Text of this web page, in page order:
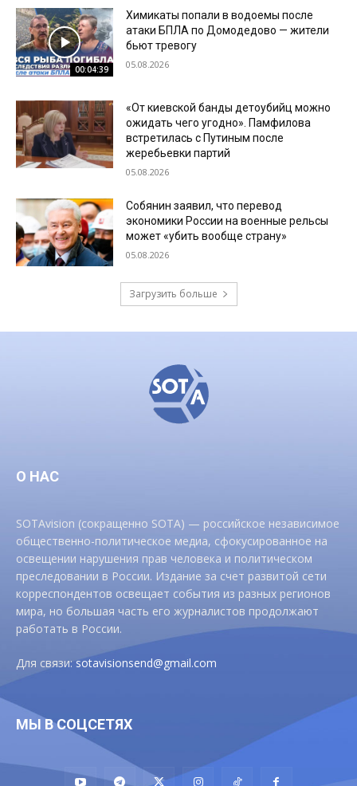
00:04:39
Химикаты попали в водоемы после
атаки БПЛА по Домодедово — жители
бьют тревогу
05.08.2026
«От киевской банды детоубийц можно
ожидать чего угодно». Памфилова
встретилась с Путиным после
жеребьевки партий
05.08.2026
Собянин заявил, что перевод
экономики России на военные рельсы
может «убить вообще страну»
05.08.2026
Загрузить больше
О НАС
SOTAvision (сокращенно SOTA) — российское независимое
общественно-политическое медиа, сфокусированное на
освещении нарушения прав человека и политическом
преследовании в России. Издание за счет развитой сети
корреспондентов освещает события из разных регионов
мира, но большая часть его журналистов продолжают
работать в России.
Для связи:sotavisionsend@gmail.com
МЫ В СОЦСЕТЯХ